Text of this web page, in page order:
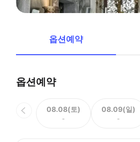
옵션예약
옵션예약
08.08(토)
-
08.09(일)
-